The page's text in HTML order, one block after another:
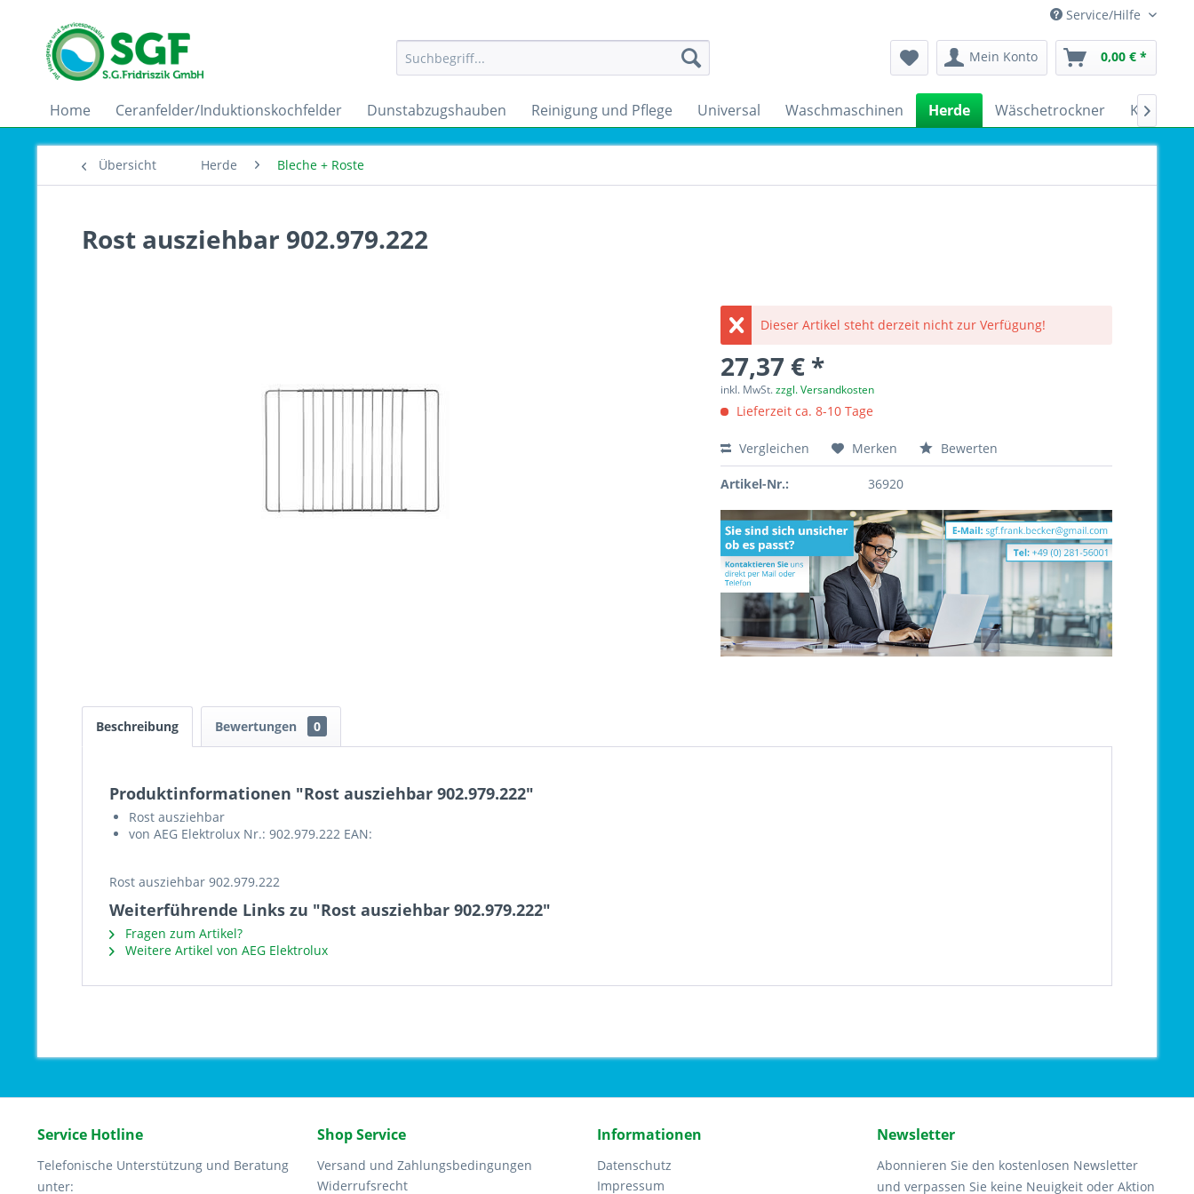
Service/Hilfe
Mein Konto 0,00 € *
Home Ceranfelder/Induktionskochfelder Dunstabzugshauben Reinigung und Pflege Universal Waschmaschinen Herde Wäschetrockner 
Übersicht Herde Bleche + Roste
Rost ausziehbar 902.979.222
Dieser Artikel steht derzeit nicht zur Verfügung!
27,37 € *
inkl. MwSt.zzgl. Versandkosten
Lieferzeit ca. 8-10 Tage
Vergleichen Merken Bewerten
Artikel-Nr.: 36920
Beschreibung Bewertungen 0
Produktinformationen "Rost ausziehbar 902.979.222"
Rost ausziehbar
von AEG Elektrolux Nr.: 902.979.222 EAN:
Rost ausziehbar 902.979.222
Weiterführende Links zu "Rost ausziehbar 902.979.222"
Fragen zum Artikel?
Weitere Artikel von AEG Elektrolux
Service Hotline
Telefonische Unterstützung und Beratung
unter:
Shop Service
Versand und Zahlungsbedingungen
Widerrufsrecht
Informationen
Datenschutz
Impressum
Newsletter
Abonnieren Sie den kostenlosen Newsletter
und verpassen Sie keine Neuigkeit oder Aktion